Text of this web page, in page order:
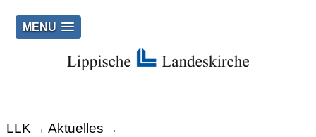
MENU
LLK → Aktuelles →